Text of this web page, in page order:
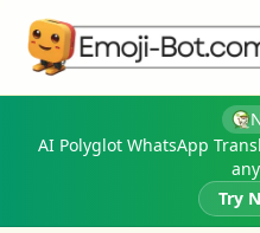
AI Polyglot WhatsApp
Try